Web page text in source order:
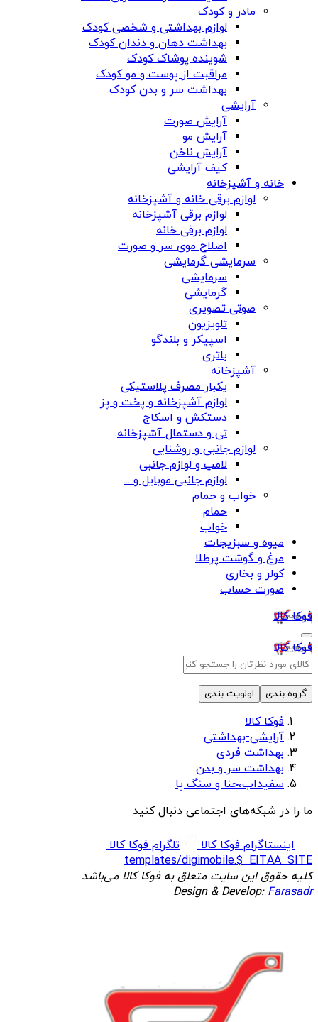
مادر و کودک
لوازم بهداشتی و شخصی کودک
بهداشت دهان و دندان کودک
شوینده پوشاک کودک
مراقبت از پوست و مو کودک
بهداشت سر و بدن کودک
آرایشی
آرایش صورت
آرایش مو
آرایش ناخن
کیف آرایشی
خانه و آشپزخانه
لوازم برقی خانه و آشپزخانه
لوازم برقی آشپزخانه
لوازم برقی خانه
اصلاح موی سر و صورت
سرمایشی گرمایشی
سرمایشی
گرمایشی
صوتی تصویری
تلویزیون
اسپیکر و بلندگو
باتری
آشپزخانه
یکبار مصرف پلاستیکی
لوازم آشپزخانه و پخت و پز
دستکش و اسکاج
تی و دستمال آشپزخانه
لوازم جانبی و روشنایی
لامپ و لوازم جانبی
لوازم جانبی موبایل و ...
خواب و حمام
حمام
خواب
میوه و سبزیجات
مرغ و گوشت پرطلا
کولر و بخاری
صورت حساب
فوکا کالا
فوکا کالا
گروه بندی اولویت بندی
فوکا کالا
آرایشی-بهداشتی
بهداشت فردی
بهداشت سر و بدن
سفیداب،حنا و سنگ پا
ما را در شبکه‌های اجتماعی دنبال کنید
اینستاگرام فوکا کالا
تلگرام فوکا کالا
templates/digimobile.$_EITAA_SITE
کلیه حقوق این سایت متعلق به فوکا کالا می‌باشد
Design & Develop:Farasadr